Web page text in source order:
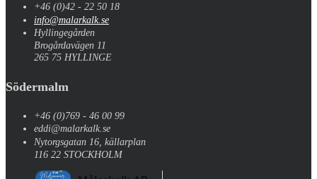
+46 (0)42 - 22 50 18
info@malarkalk.se
Hyllingegården
Brogårdavägen 11
265 75 HYLLINGE
Södermalm
+46 (0)769 - 46 00 99
eddi@malarkalk.se
Nytorgsgatan 16, källarplan
116 22 STOCKHOLM